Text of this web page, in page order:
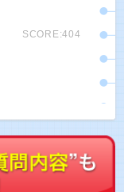
SCORE:404